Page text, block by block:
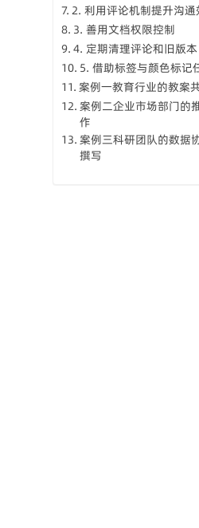
2. 利用评论机制提升沟通
3. 善用文档权限控制
4. 定期清理评论和旧版本
5. 借助标签与颜色标记
案例一教育行业的教案
案例二企业市场部门的
作
案例三科研团队的数据
撰写